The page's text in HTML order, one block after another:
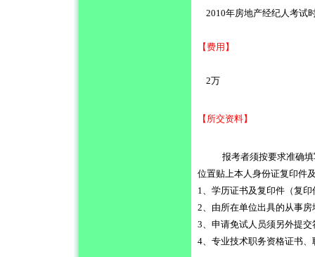
2010年房地产经纪人考试
【费用】
2万
【所交资料】
报考者须按要求准确
位置贴上本人身份证复印件
1、学历证书及复印件（复
2、由所在单位出具的从事
3、申请免试人员须另外提
4、专业技术职务资格证书